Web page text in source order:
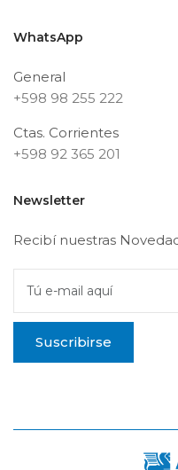
WhatsApp
General
+598 98 255 222
Ctas. Corrientes
+598 92 365 201
Newsletter
Recibí nuestras
Tú e-mail aquí
Suscribirse